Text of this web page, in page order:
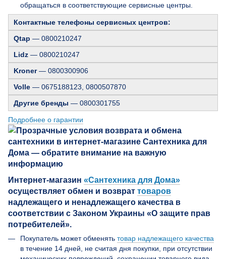
обращаться в соответствующие сервисные центры.
Контактные телефоны сервисных центров:
Qtap — 0800210247
Lidz — 0800210247
Kroner— 0800300906
Volle — 0675188123, 0800507870
Другие бренды — 0800301755
Подробнее о гарантии
Интернет-магазин «Сантехника для Дома»
осуществляет обмен и возврат товаров
надлежащего и ненадлежащего качества в
соответствии с Законом Украины «О защите прав
потребителей».
Покупатель может обменять товар надлежащего качества
в течение 14 дней, не считая дня покупки, при отсутствии